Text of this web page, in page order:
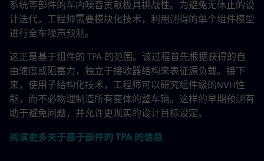
系统等部件的车内噪音贡献极具挑战性。为避免无休止的设
计迭代，工程师需要模块化技术，利用测得的单个组件模型
进行全车噪声预测。
这正是基于组件的 TPA 的范围。该过程首先根据获得的自
由速度或阻塞力，独立于接收器结构来表征源负载。接下
来，使用子结构化技术，工程师可以研究组件级的NVH性
能，而不必物理制造所有变体的整车辆。这样的早期预测有
助于避免问题，并允许更现实的设计目标设定。
阅读更多关于基于部件的 TPA 的信息